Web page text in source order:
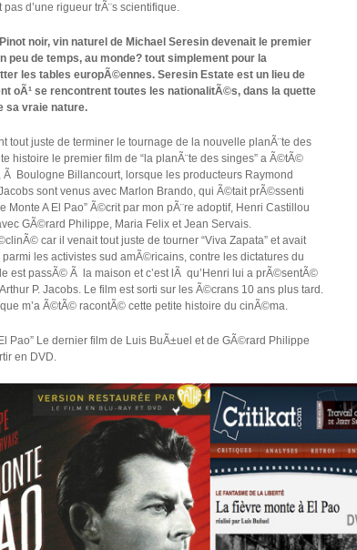
d’une rigueur trÃ¨s scientifique.
noir, vin naturel de Michael Seresin devenait le premier
peu de temps, au monde? tout simplement pour la
les tables europÃ©ennes. Seresin Estate est un lieu de
oÃ¹ se rencontrent toutes les nationalitÃ©s, dans la quette
sa vraie nature.
tout juste de terminer le tournage de la nouvelle planÃ¨te des
histoire le premier film de “la planÃ¨te des singes” a Ã©tÃ©
Boulogne Billancourt, lorsque les producteurs Raymond
sont venus avec Marlon Brando, qui Ã©tait prÃ©ssenti
Monte A El Pao” Ã©crit par mon pÃ¨re adoptif, Henri Castillou
GÃ©rard Philippe, Maria Felix et Jean Servais.
car il venait tout juste de tourner “Viva Zapata” et avait
parmi les activistes sud amÃ©ricains, contre les dictatures du
est passÃ© Ã la maison et c’est lÃ qu’Henri lui a prÃ©sentÃ©
P. Jacobs. Le film est sorti sur les Ã©crans 10 ans plus tard.
m’a Ã©tÃ© racontÃ© cette petite histoire du cinÃ©ma.
Pao” Le dernier film de Luis BuÃ±uel et de GÃ©rard Philippe
en DVD.